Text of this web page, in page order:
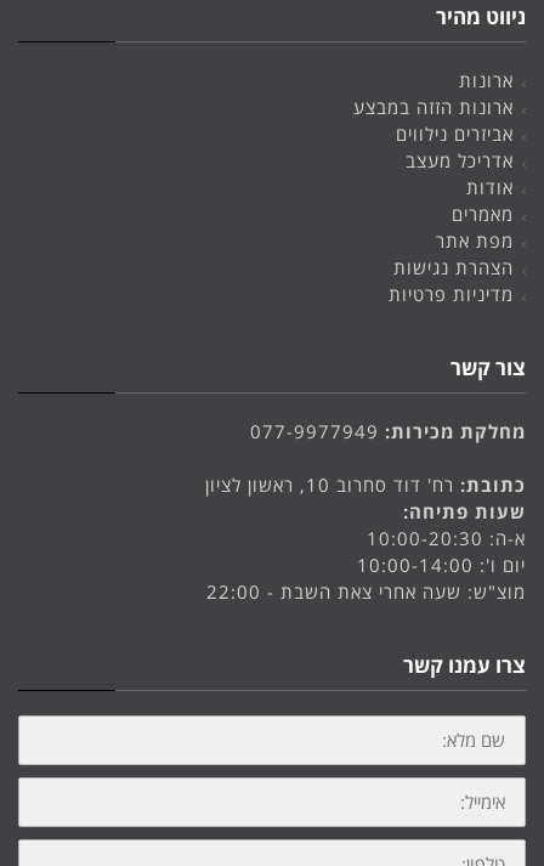
ניווט מהיר
ארונות
ארונות הזזה במבצע
אביזרים נילווים
אדריכל מעצב
אודות
מאמרים
מפת אתר
הצהרת נגישות
מדיניות פרטיות
צור קשר
מחלקת מכירות: 077-9977949
כתובת:רח' דוד סחרוב 10, ראשון לציון
שעות פתיחה:
א-ה: 10:00-20:30
יום ו': 10:00-14:00
מוצ"ש: שעה אחרי צאת השבת - 22:00
צרו עמנו קשר
שם
מלא:
אימייל:
טלפון: